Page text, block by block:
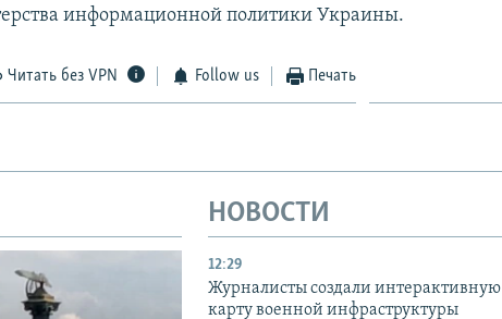
информационной политики Украины.
Читать без VPN Follow us Печать
НОВОСТИ
12:29
Журналисты создали интерактивную
карту военной инфраструктуры